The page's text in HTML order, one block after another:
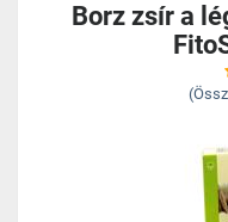
Borz zsír a